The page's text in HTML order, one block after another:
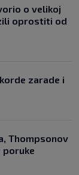
o velikoj
oprostiti od
zarade i
Thompsonov
poruke